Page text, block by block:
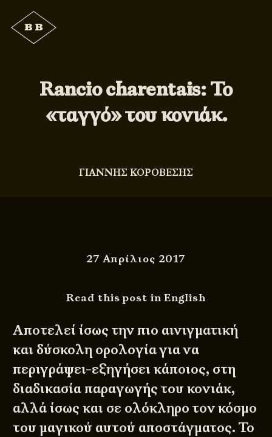
Rancio charentais: Το
«ταγγό» του κονιάκ.
ΓΙΑΝΝΗΣ ΚΟΡΟΒΕΣΗΣ
27 Απρίλιος 2017
Read this post in English
Αποτελεί ίσως την πιο αινιγματική
και δύσκολη ορολογία για να
περιγράψει-εξηγήσει κάποιος, στη
διαδικασία παραγωγής του κονιάκ,
αλλά ίσως και σε ολόκληρο τον κόσμο
του μαγικού αυτού αποστάγματος. Το